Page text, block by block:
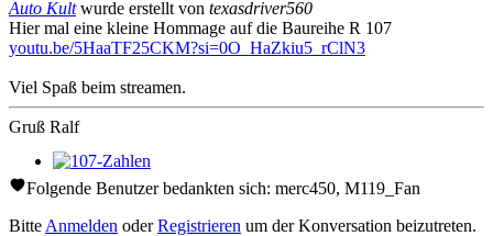
107-Zahlen
Auto Kultwurde erstellt von texasdriver560
Hier mal eine kleine Hommage auf die Baureihe R 107
youtu.be/5HaaTF25CKM?si=0O_HaZkiu5_rClN3
Viel Spaß beim streamen.
Gruß Ralf
Folgende Benutzer bedankten sich: merc450, M119_Fan
Bitte Anmelden oderRegistrieren um der Konversation beizutreten.